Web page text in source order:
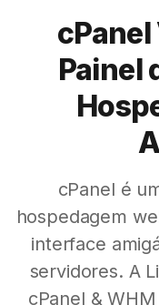
Painel
cPanel é
hospedagem
interface
servidores. A
cPanel &